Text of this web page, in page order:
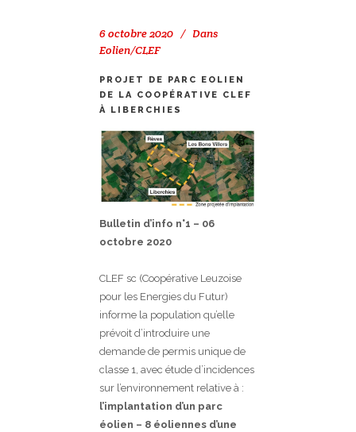
6 octobre 2020
Dans
Eolien/CLEF
PROJET DE PARC EOLIEN
DE LA COOPÉRATIVE CLEF
À LIBERCHIES
Bulletin d’info n°1 – 06
octobre 2020
CLEF sc (Coopérative Leuzoise
pour les Energies du Futur)
informe la population qu’elle
prévoit d’introduire une
demande de permis unique de
classe 1, avec étude d’incidences
sur l’environnement relative à :
l’implantation d’un parc
éolien – 8 éoliennes d’une